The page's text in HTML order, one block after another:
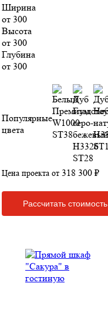
Ширина
от 300
Высота
от 300
Глубина
от 300
Популярные
цвета
Цена проекта от 318 300 ₽
Рассчитать стоимость